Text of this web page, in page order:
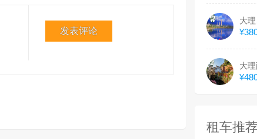
发表评论
大
大
质游
租车推荐